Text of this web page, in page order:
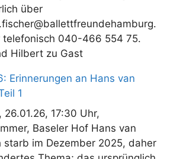
über
telefonisch 040-466 554 75.
Hilbert zu Gast
Erinnerungen an Hans van
1
26.01.26, 17:30 Uhr,
Baseler Hof Hans van
starb im Dezember 2025, daher